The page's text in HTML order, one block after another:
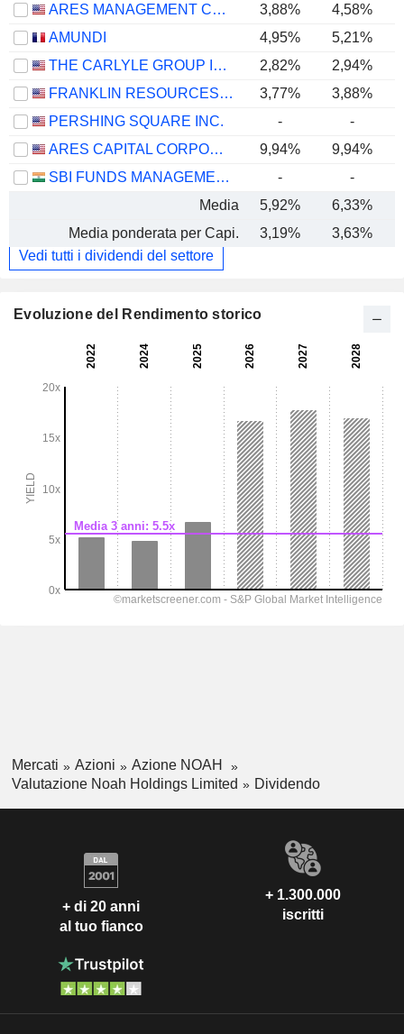
ARES MANAGEMENT CORPORATION
3,88% 4,58%
AMUNDI
4,95% 5,21%
THE CARLYLE GROUP INC.
2,82% 2,94%
FRANKLIN RESOURCES, INC.
3,77% 3,88%
PERSHING SQUARE INC.
-
-
ARES CAPITAL CORPORATION
9,94% 9,94%
SBI FUNDS MANAGEMENT LIMITED
- -
Media
5,92% 6,33%
Media ponderata per Capi.
3,19% 3,63%
Vedi tutti i dividendi del settore
Evoluzione del Rendimento storico
Mercati Azioni
Azione NOAH
Valutazione Noah Holdings Limited
Dividendo
+ di 20 anni
al tuo fianco
+ 1.300.000
iscritti